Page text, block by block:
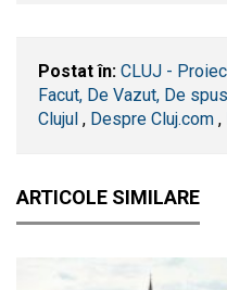
Postat în: CLUJ -
Facut, De Vazut, De
Clujul , Despre Cluj.com ,
ARTICOLE SIMILARE